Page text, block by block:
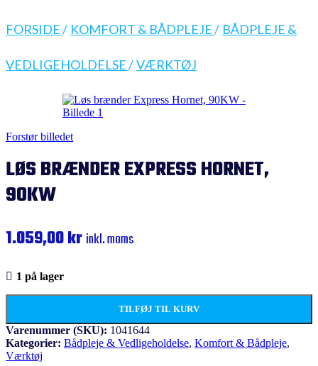
FORSIDE/ KOMFORT & BÅDPLEJE/ BÅDPLEJE &
VEDLIGEHOLDELSE/VÆRKTØJ
Forstør billedet
LØS BRÆNDER EXPRESS HORNET,
90KW
1.059,00kr inkl. moms
1 på lager
TILFØJ TIL KURV
Varenummer (SKU): 1041644
Kategorier: Bådpleje & Vedligeholdelse, Komfort & Bådpleje,
Værktøj